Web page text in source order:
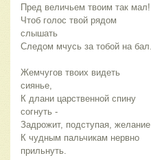
Пред величьем твоим так мал!
Чтоб голос твой рядом
слышать
Следом мчусь за тобой на бал.
Жемчугов твоих видеть
сиянье,
К длани царственной спину
согнуть -
Задрожит, подступая, желание
К чудным пальчикам нервно
прильнуть.